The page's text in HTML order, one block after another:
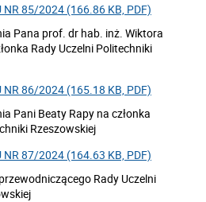
NR 85/2024 (166.86 KB, PDF)
Pana prof. dr hab. inż. Wiktora
Rady Uczelni Politechniki
NR 86/2024 (165.18 KB, PDF)
Pani Beaty Rapy na członka
Rzeszowskiej
NR 87/2024 (164.63 KB, PDF)
Rady Uczelni